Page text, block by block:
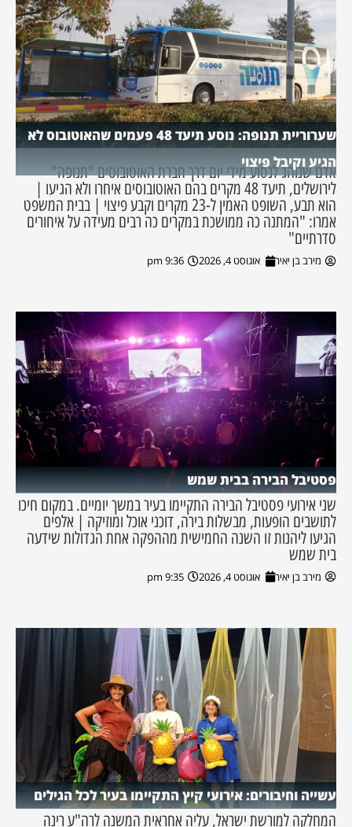
שערוריית תנופה: נוסע תיעד 48 פעמים שהאוטובוס לא
הגיע וקיבל פיצוי
אדם שנוהג לנסוע מידי יום דרך חברת האוטובוסים "תנופה"
לירושלים, תיעד 48 מקרים בהם האוטובוסים איחרו ולא הגיעו |
הוא תבע, השופט האמין ל-23 מקרים וקבע פיצוי | בבית המשפט
אמרו: "המתנה כה ממושכת במקרים כה רבים מעידה על איחורים
סדרתיים"
מירב בן יאיר אוגוסט 4, 2026 9:36 pm
פסטיבל הבירה בבית שמש
שני אירועי פסטיבל הבירה התקיימו בעיר במשך יומיים. במקום חיכו
לתושבים הופעות, מבשלות בירה, דוכני אוכל ומוזיקה | אלפים
הגיעו ליהנות זו השנה החמישית מההפקה אחת הגדולות שידעה
בית שמש
מירב בן יאיר אוגוסט 4, 2026 9:35 pm
עשייה וחיבורים: אירועי קיץ התקיימו בעיר לכל הגילים
המחלקה למורשת ישראל, עליה אחראית המשנה לרה"ע רינה